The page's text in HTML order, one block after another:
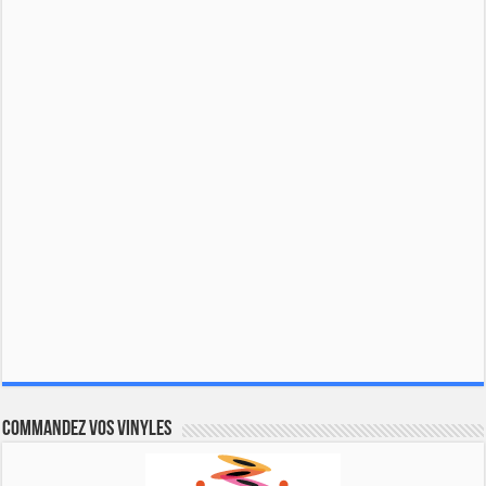
Commandez vos vinyles